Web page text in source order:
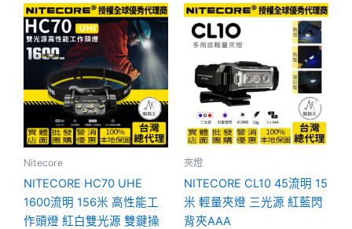
Nitecore
NITECORE HC70 UHE
1600流明 156米 高性能工
作頭燈 紅白雙光源 雙鍵操
夾燈
NITECORE CL10 45流明 15
米 輕量夾燈 三光源 紅藍閃
背夾AAA